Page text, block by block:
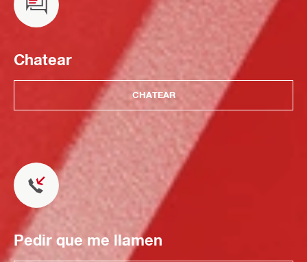
Chatear
CHATEAR
Pedir que me llamen